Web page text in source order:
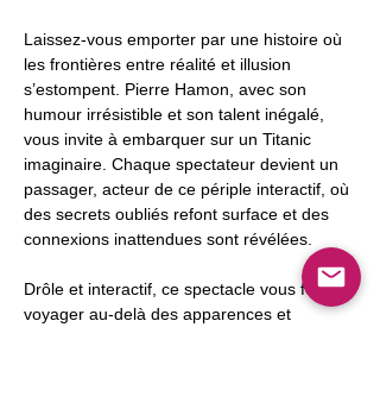
Laissez-vous emporter par une histoire où
les frontières entre réalité et illusion
s’estompent. Pierre Hamon, avec son
humour irrésistible et son talent inégalé,
vous invite à embarquer sur un Titanic
imaginaire. Chaque spectateur devient un
passager, acteur de ce périple interactif, où
des secrets oubliés refont surface et des
connexions inattendues sont révélées.
Drôle et interactif, ce spectacle vous fera
voyager au-delà des apparences et